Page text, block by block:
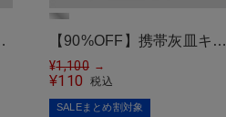
【90%OFF】携帯灰皿キー
ホルダー/丸/クロス
¥1,100 →
¥110 税込
SALEまとめ割対象